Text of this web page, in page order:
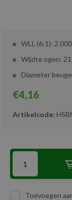
WLL (6:1):
Wijdte ogen: 21
Diameter
€4,16
Artikelcode:
Toevoegen